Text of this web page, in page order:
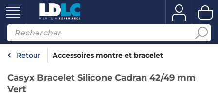
Retour Accessoires montre et bracelet
Casyx Bracelet Silicone Cadran 42/49 mm
Vert